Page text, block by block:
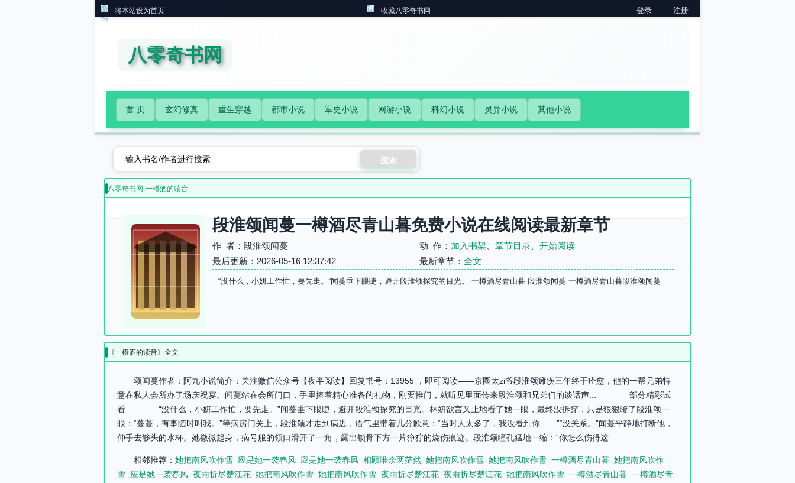
将本站设为首页 收藏八零奇书网 登录 注册
八零奇书网
首 页 玄幻修真 重生穿越 都市小说 军史小说 网游小说 科幻小说 灵异小说 其他小说
搜索
八零奇书网-一樽酒的读音
段淮颂闻蔓一樽酒尽青山暮免费小说在线阅读最新章节
作 者：段淮颂闻蔓 动 作： 加入书架 章节目录
开始阅读
最后更新：2026-05-16 12:37:42
最新章节： 全文
“没什么，小妍工作忙，要先走。”闻蔓垂下眼睫，避开段淮颂探究的目光。 一樽酒尽青山暮 段淮颂闻蔓 一樽酒尽青山暮段淮颂闻蔓
《一樽酒的读音》全文
颂闻蔓作者：阿九小说简介：关注微信公众号【夜半阅读】回复书号：13955 ，即可阅读——京圈太zi爷段淮颂瘫痪三年终于痊愈，他的一帮兄弟特
意在私人会所办了场庆祝宴。闻蔓站在会所门口，手里捧着精心准备的礼物，刚要推门，就听见里面传来段淮颂和兄弟们的谈话声...————部分精彩试
看————“没什么，小妍工作忙，要先走。”闻蔓垂下眼睫，避开段淮颂探究的目光。林妍欲言又止地看了她一眼，最终没拆穿，只是狠狠瞪了段淮颂一
眼：“蔓蔓，有事随时叫我。”等病房门关上，段淮颂才走到病边，语气里带着几分歉意：“当时人太多了，我没看到你……”“没关系。”闻蔓平静地打断他，
伸手去够头的水杯。她微微起身，病号服的领口滑开了一角，露出锁骨下方一片狰狞的烧伤痕迹。段淮颂瞳孔猛地一缩：“你怎么伤得这...
相邻推荐： 她把南风吹作雪 应是她一袭春风 应是她一袭春风 相顾唯余两茫然 她把南风吹作雪 她把南风吹作雪 一樽酒尽青山暮 她把南风吹作
雪 应是她一袭春风 夜雨折尽楚江花 她把南风吹作雪 她把南风吹作雪 夜雨折尽楚江花 夜雨折尽楚江花 她把南风吹作雪 一樽酒尽青山暮 一樽酒尽青